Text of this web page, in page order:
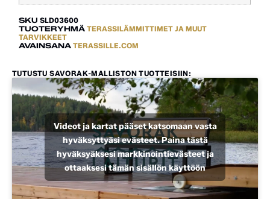
TUTUSTU SAVORAK-MALLISTON TUOTTEISIIN:
Videot ja kartat pääset katsomaan vasta
hyväksyttyäsi evästeet. Paina tästä
hyväksyäksesi markkinointievästeet ja
ottaaksesi tämän sisällön käyttöön
SKUSLD03600
TUOTERYHMÄ TERASSILÄMMITTIMET JA MUUT
TARVIKKEET
AVAINSANA TERASSILLE.COM